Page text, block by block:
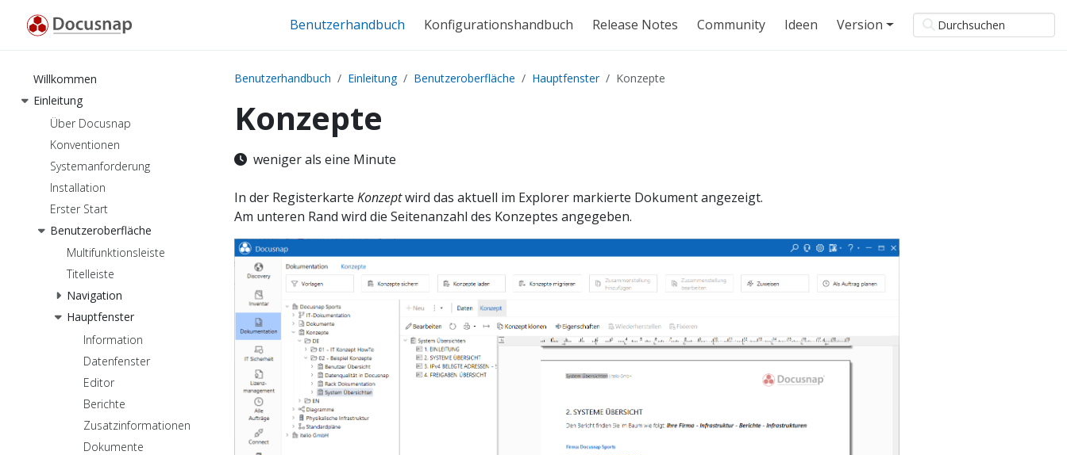
Benutzerhandbuch Konfigurationshandbuch Release Notes Community Ideen Version
Willkommen
Einleitung
Über Docusnap
Konventionen
Systemanforderung
Installation
Erster Start
Benutzeroberfläche
Multifunktionsleiste
Titelleiste
Navigation
Hauptfenster
Information
Datenfenster
Editor
Berichte
Zusatzinformationen
Dokumente
Benutzerhandbuch Einleitung Benutzeroberfläche Hauptfenster Konzepte
Konzepte
weniger als eine Minute
In der Registerkarte Konzeptwird das aktuell im Explorer markierte Dokument angezeigt.
Am unteren Rand wird die Seitenanzahl des Konzeptes angegeben.